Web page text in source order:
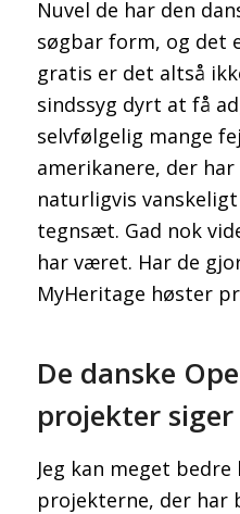
Nuvel de har den
søgbar form, og det
gratis er det altså
sindssyg dyrt at få
selvfølgelig mange
amerikanere, der
naturligvis
tegnsæt. Gad nok
har været. Har de
MyHeritage høster
De danske
projekter
Jeg kan meget bedre
projekterne, der har